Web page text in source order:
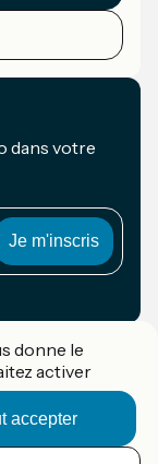
dans votre
donne le
activer
accepter